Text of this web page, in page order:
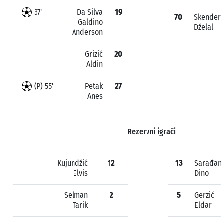
37'
Da Silva
Galdino
Anderson
19
Grizić
Aldin
20
(P) 55'
Petak
Anes
27
70
Dželal
Rezervni igrači
Kujundžić
Elvis
12
Selman
Tarik
2
13
Sarađan
Dino
5
Gerzić
Eldar